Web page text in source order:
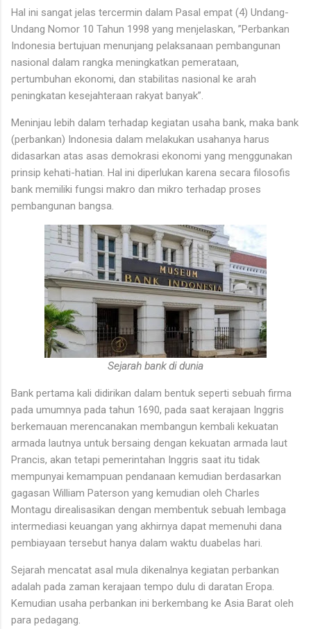
Hal ini sangat jelas tercermin dalam Pasal empat (4) Undang-
Undang Nomor 10 Tahun 1998 yang menjelaskan, ”Perbankan
Indonesia bertujuan menunjang pelaksanaan pembangunan
nasional dalam rangka meningkatkan pemerataan,
pertumbuhan ekonomi, dan stabilitas nasional ke arah
peningkatan kesejahteraan rakyat banyak”.
Meninjau lebih dalam terhadap kegiatan usaha bank, maka bank
(perbankan) Indonesia dalam melakukan usahanya harus
didasarkan atas asas demokrasi ekonomi yang menggunakan
prinsip kehati-hatian. Hal ini diperlukan karena secara filosofis
bank memiliki fungsi makro dan mikro terhadap proses
pembangunan bangsa.
Sejarah bank di dunia
Bank pertama kali didirikan dalam bentuk seperti sebuah firma
pada umumnya pada tahun 1690, pada saat kerajaan Inggris
berkemauan merencanakan membangun kembali kekuatan
armada lautnya untuk bersaing dengan kekuatan armada laut
Prancis, akan tetapi pemerintahan Inggris saat itu tidak
mempunyai kemampuan pendanaan kemudian berdasarkan
gagasan William Paterson yang kemudian oleh Charles
Montagu direalisasikan dengan membentuk sebuah lembaga
intermediasi keuangan yang akhirnya dapat memenuhi dana
pembiayaan tersebut hanya dalam waktu duabelas hari.
Sejarah mencatat asal mula dikenalnya kegiatan perbankan
adalah pada zaman kerajaan tempo dulu di daratan Eropa.
Kemudian usaha perbankan ini berkembang ke Asia Barat oleh
para pedagang.